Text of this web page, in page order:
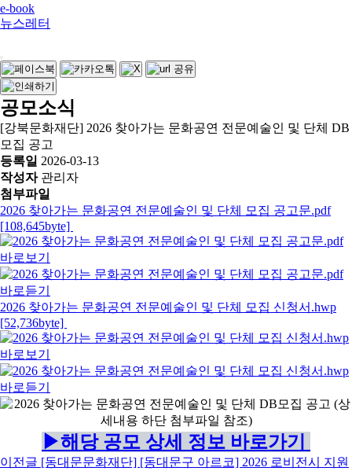
e-book
뉴스레터
공모소식
[강북문화재단] 2026 찾아가는 문화공연 전문예술인 및 단체 DB
모집 공고
등록일 2026-03-13
작성자 관리자
첨부파일
2026 찾아가는 문화공연 전문예술인 및 단체 모집 공고문.pdf
[108,645byte]
2026 찾아가는 문화공연 전문예술인 및 단체 모집 신청서.hwp
[52,736byte]
▶해당 공모 상세 정보 바로가기
이전글 [동대문문화재단] [동대문구 아르코] 2026 로비전시 지원